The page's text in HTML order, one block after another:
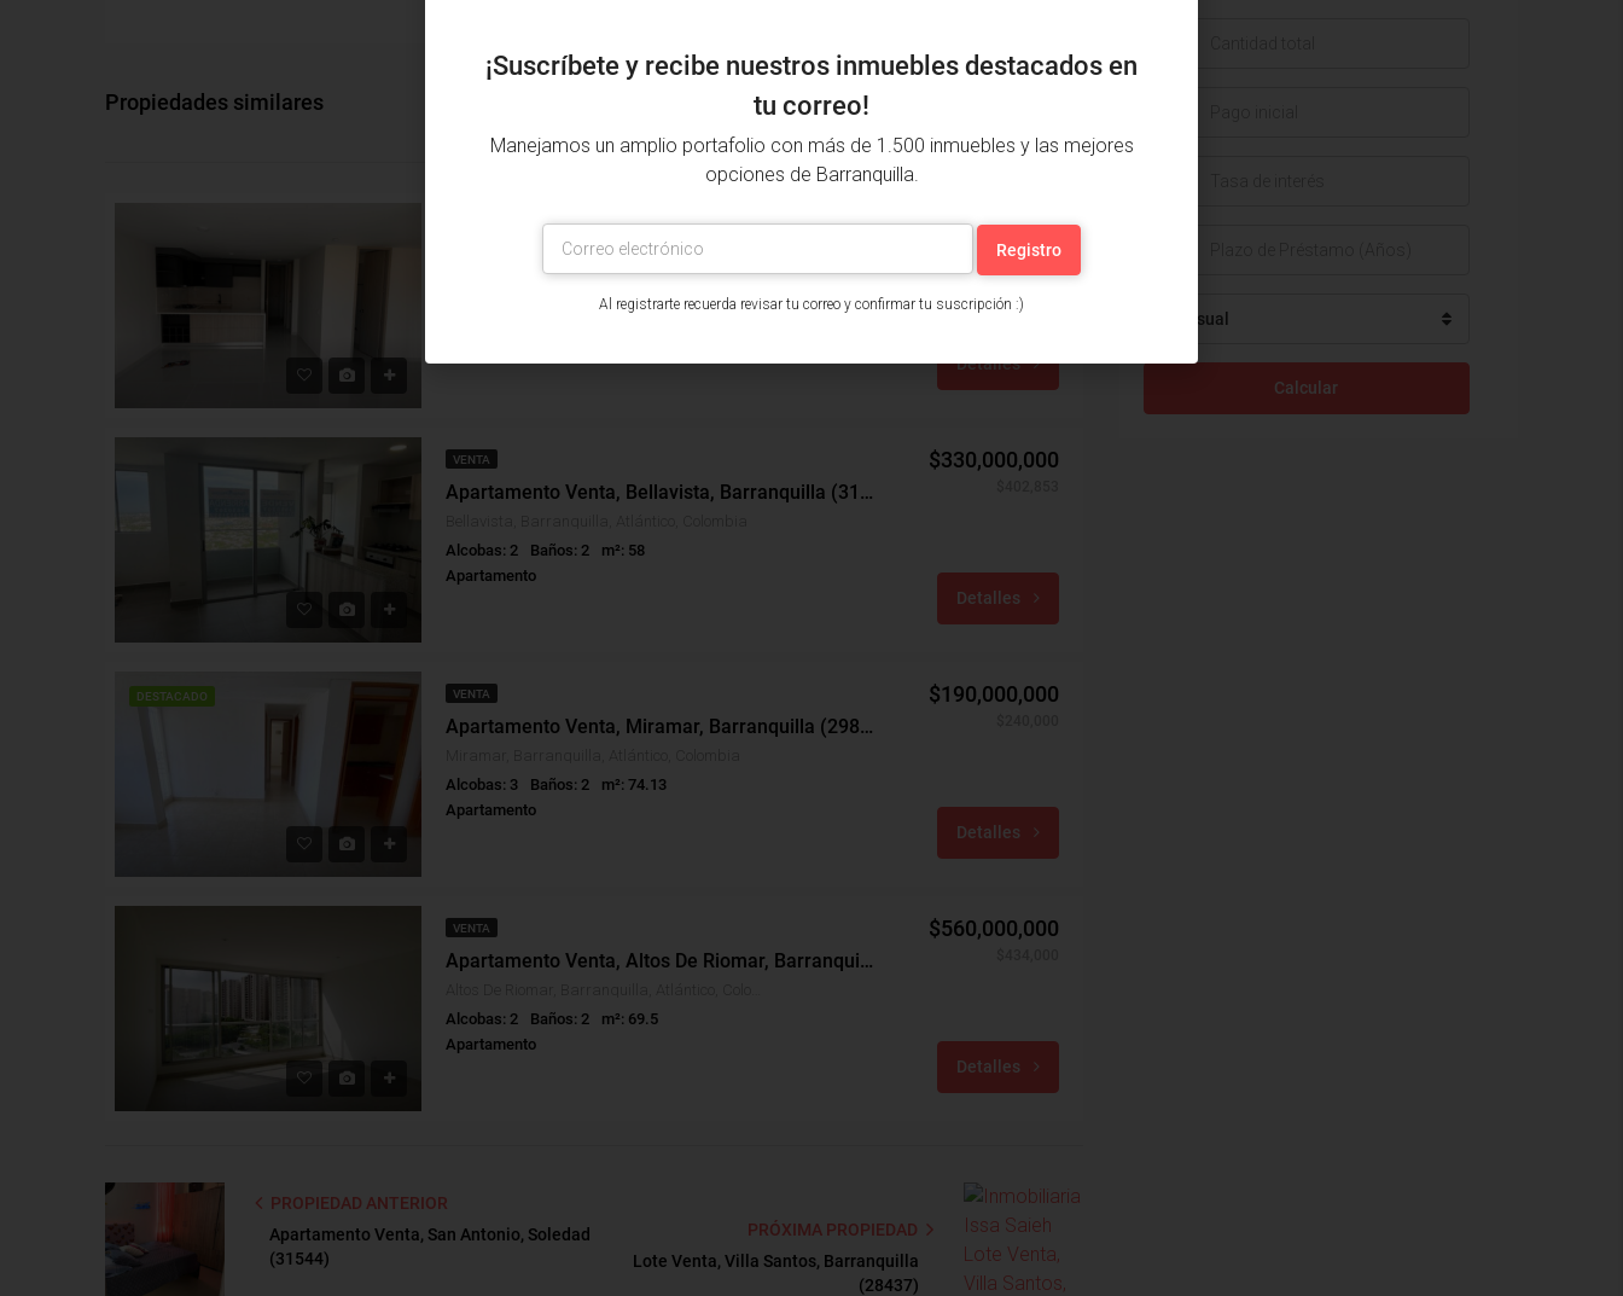
Propiedades similares
m²: 81
$580,000,000
Detalles
VENTA
Apartamento Venta, Bellavista, Barranquilla (31247)
Alcobas: 2
Baños: 2
m²: 58
Apartamento
$330,000,000
Detalles
DESTACADO VENTA
Apartamento Venta, Miramar, Barranquilla (29834v)
Alcobas: 3
Baños: 2
m²: 74.13
Apartamento
$190,000,000
Detalles
VENTA
Apartamento Venta, Altos De Riomar, Barranquilla (30792)
Alcobas: 2
Baños: 2
m²: 69.5
Apartamento
$560,000,000
Detalles
PROPIEDAD ANTERIOR
Apartamento Venta, San Antonio, Soledad
(31544)
PRÓXIMA PROPIEDAD
Lote Venta, Villa Santos, Barranquilla
(28437)
Mensual
Calcular
¡Suscríbete y recibe nuestros inmuebles destacados en
tu correo!
Manejamos un amplio portafolio con más de 1.500 inmuebles y las mejores
opciones de Barranquilla.
Al registrarte recuerda revisar tu correo y confirmar tu suscripción :)